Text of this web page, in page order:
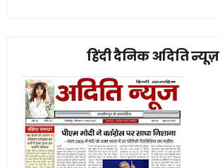
हिंदी दैनिक अदिति न्यूज़